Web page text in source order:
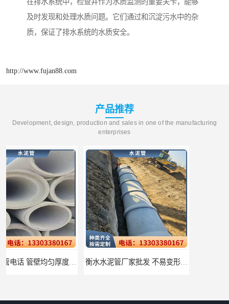
在排水系统中，检查井作为水质监测的重要关卡，能够
及时发现和处理水质问题。它们通过和沉淀污水中的杂
质，保证了排水系统的水质安全。
http://www.fujan88.com
产品推荐
Development, design, production and sales in one of the manufacturing
enterprises
衡水水泥管厂家批发 不易变形结构稳定